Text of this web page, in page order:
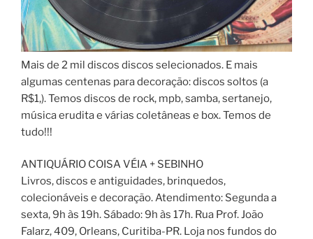
Mais de 2 mil discos discos selecionados. E mais
algumas centenas para decoração: discos soltos (a
R$1,). Temos discos de rock, mpb, samba, sertanejo,
música erudita e várias coletâneas e box. Temos de
tudo!!!
ANTIQUÁRIO COISA VÉIA + SEBINHO
Livros, discos e antiguidades, brinquedos,
colecionáveis e decoração. Atendimento: Segunda a
sexta, 9h às 19h. Sábado: 9h às 17h. Rua Prof. João
Falarz, 409, Orleans, Curitiba-PR. Loja nos fundos do